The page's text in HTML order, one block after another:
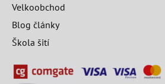
Velkoobchod
Blog články
Škola šití